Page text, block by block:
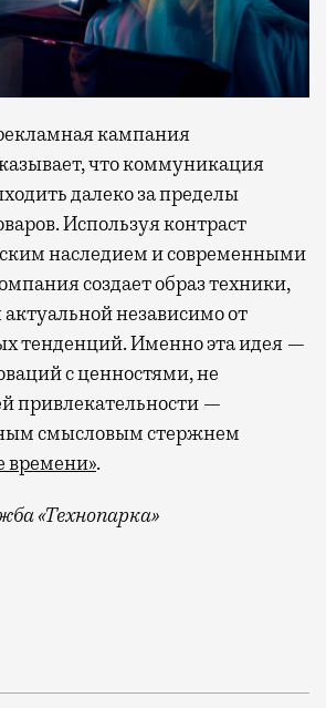
кампания
что коммуникация
далеко за пределы
Используя контраст
наследием и современными
создает образ техники,
актуальной независимо от
тенденций. Именно эта идея —
с ценностями, не
привлекательности —
смысловым стержнем
времени».
«Технопарка»
техники редко выходят за